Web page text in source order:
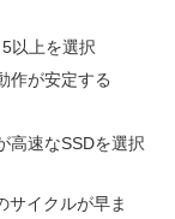
以上を選択
作が安定する
高速なSSDを選択
サイクルが早ま